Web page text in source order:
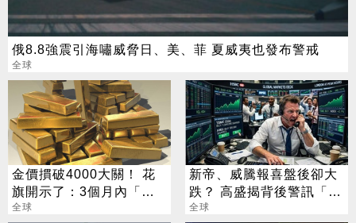
俄8.8強震引海嘯威脅日、美、菲 夏威夷也發布警戒
全球
金價摜破4000大關！ 花
旗開示了：3個月內「跌
到這」
全球
新帝、威騰報喜盤後卻大
跌？ 高盛揭背後警訊「恐
傷到美光」
全球